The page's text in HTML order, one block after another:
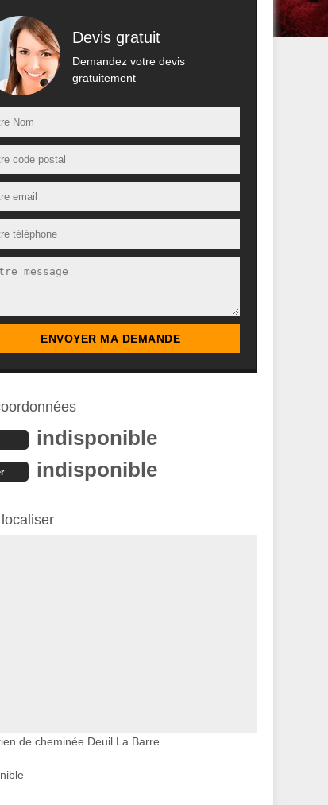
Devis gratuit
Demandez votre devis
gratuitement
indisponible
indisponible
de cheminée Deuil La Barre